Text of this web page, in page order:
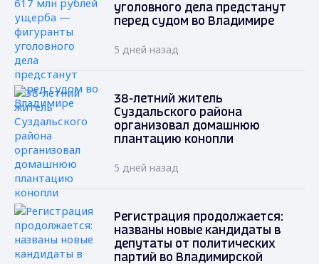
уголовного дела предстанут
перед судом во Владимире
5 дней назад
38-летний житель
Суздальского района
организовал домашнюю
плантацию конопли
5 дней назад
Регистрация продолжается:
названы новые кандидаты в
депутаты от политических
партий во Владимирской